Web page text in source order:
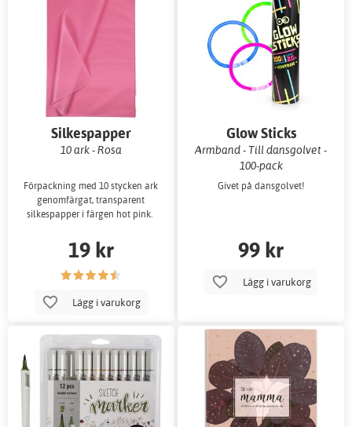
Silkespapper
10 ark - Rosa
Förpackning med 10 stycken ark
genomfärgat, transparent
silkespapper i färgen hot pink.
19 kr
Lägg i varukorg
Glow Sticks
Armband - Till dansgolvet -
100-pack
Givet på dansgolvet!
99 kr
Lägg i varukorg